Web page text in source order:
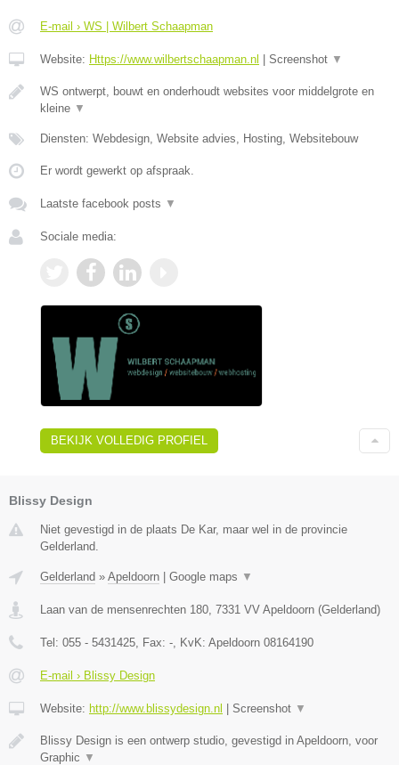
E-mail › WS | Wilbert Schaapman
Website: Https://www.wilbertschaapman.nl Screenshot ▼
WS ontwerpt, bouwt en onderhoudt websites voor middelgrote en
kleine ▼
Diensten: Webdesign, Website advies, Hosting, Websitebouw
Er wordt gewerkt op afspraak.
Laatste facebook posts ▼
Sociale media:
BEKIJK VOLLEDIG PROFIEL
Blissy Design
Niet gevestigd in de plaats De Kar, maar wel in de provincie
Gelderland.
Gelderland » Apeldoorn Google maps ▼
Laan van de mensenrechten 180 7331 VV Apeldoorn (Gelderland)
Tel: 055 - 5431425 , Fax: - , KvK: Apeldoorn 08164190
E-mail › Blissy Design
Website: http://www.blissydesign.nl Screenshot ▼
Blissy Design is een ontwerp studio, gevestigd in Apeldoorn, voor
Graphic ▼